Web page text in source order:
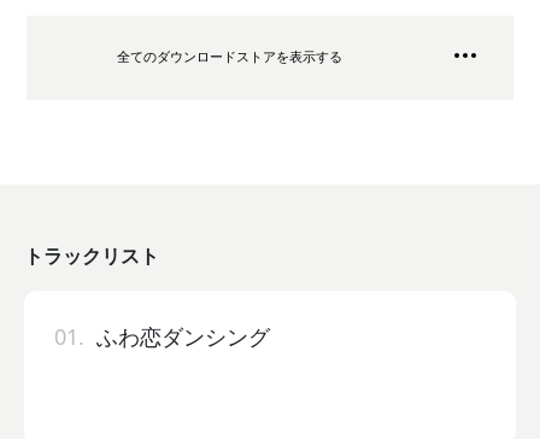
全てのダウンロードストアを表示する
トラックリスト
01. ふわ恋ダンシング